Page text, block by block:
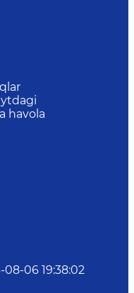
havola
08-06 19:38:02